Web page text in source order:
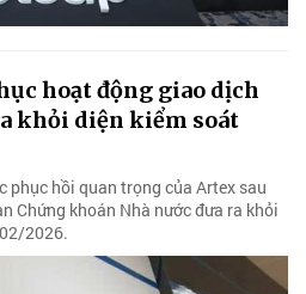
hoạt động giao dịch
khỏi diện kiểm soát
phục hồi quan trọng của Artex sau
Chứng khoán Nhà nước đưa ra khỏi
2026.